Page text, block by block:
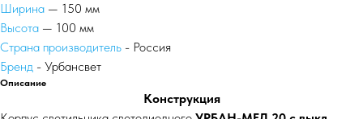
Ширина — 150 мм
Высота — 100 мм
Страна производитель - Россия
Бренд - Урбансвет
Описание
Конструкция